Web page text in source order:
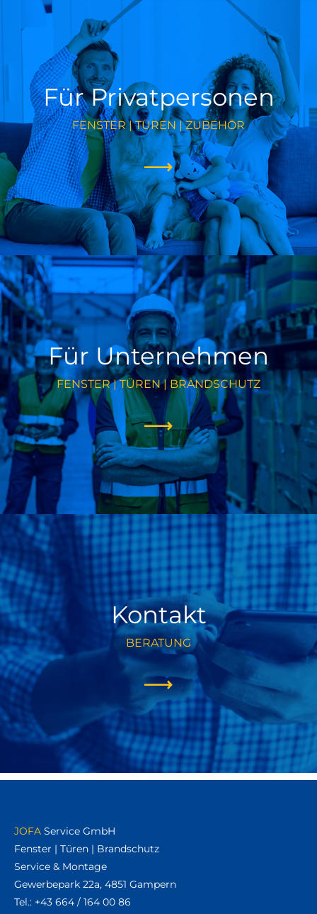
Für Privatpersonen
FENSTER | TÜREN | ZUBEHÖR
Für Unternehmen
FENSTER | TÜREN | BRANDSCHUTZ
Kontakt
BERATUNG
JOFA Service GmbH
Fenster | Türen | Brandschutz
Service & Montage
Gewerbepark 22a, 4851 Gampern
Tel.: +43 664 / 164 00 86